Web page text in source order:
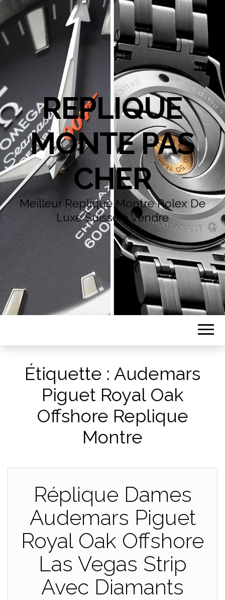
REPLIQUE
MONTE PAS
CHER
Meilleur Replique Montre Rolex De
Luxe Suisse à Vendre
Étiquette : Audemars
Piguet Royal Oak
Offshore Replique
Montre
Réplique Dames
Audemars Piguet
Royal Oak Offshore
Las Vegas Strip
Avec Diamants